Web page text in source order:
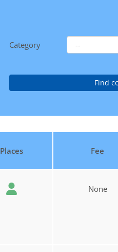
Category
Places Fee
None